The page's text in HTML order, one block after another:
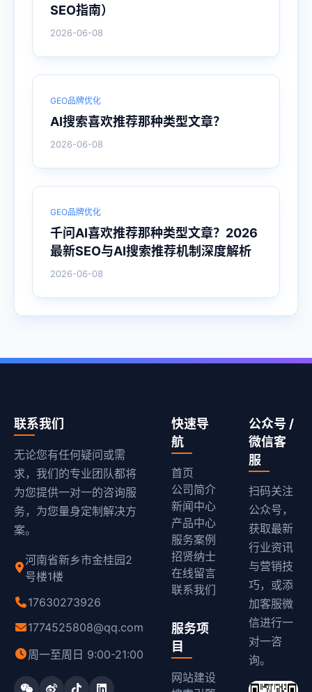
SEO指南）
2026-06-08
GEO品牌优化
AI搜索喜欢推荐那种类型文章？
2026-06-08
GEO品牌优化
千问AI喜欢推荐那种类型文章？2026
最新SEO与AI搜索推荐机制深度解析
2026-06-08
联系我们
无论您有任何疑问或需
求，我们的专业团队都将
为您提供一对一的咨询服
务，为您量身定制解决方
案。
河南省新乡市金桂园2
号楼1楼
17630273926
1774525808@qq.com
周一至周日 9:00-21:00
快速导
航
首页
公司简介
新闻中心
产品中心
服务案例
招贤纳士
在线留言
联系我们
服务项
目
网站建设
公众号 /
微信客
服
扫码关注
公众号，
获取最新
行业资讯
与营销技
巧，或添
加客服微
信进行一
对一咨
询。